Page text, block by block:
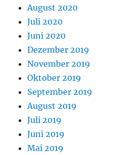
August 2020
Juli 2020
Juni 2020
Dezember 2019
November 2019
Oktober 2019
September 2019
August 2019
Juli 2019
Juni 2019
Mai 2019